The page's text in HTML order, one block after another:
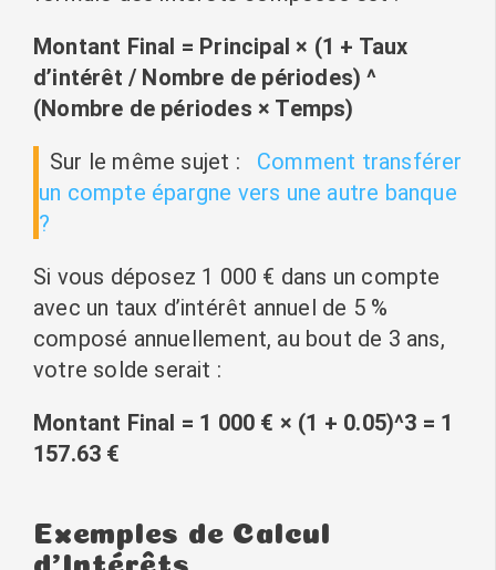
Montant Final = Principal × (1 + Taux
d’intérêt / Nombre de périodes) ^
(Nombre de périodes × Temps)
Sur le même sujet :
Comment transférer
un compte épargne vers une autre banque
?
Si vous déposez 1 000 € dans un compte
avec un taux d’intérêt annuel de 5 %
composé annuellement, au bout de 3 ans,
votre solde serait :
Montant Final = 1 000 € × (1 + 0.05)^3 = 1
157.63 €
Exemples de Calcul
d’Intérêts